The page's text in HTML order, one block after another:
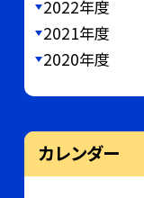
2022年度
2021年度
2020年度
カレンダー